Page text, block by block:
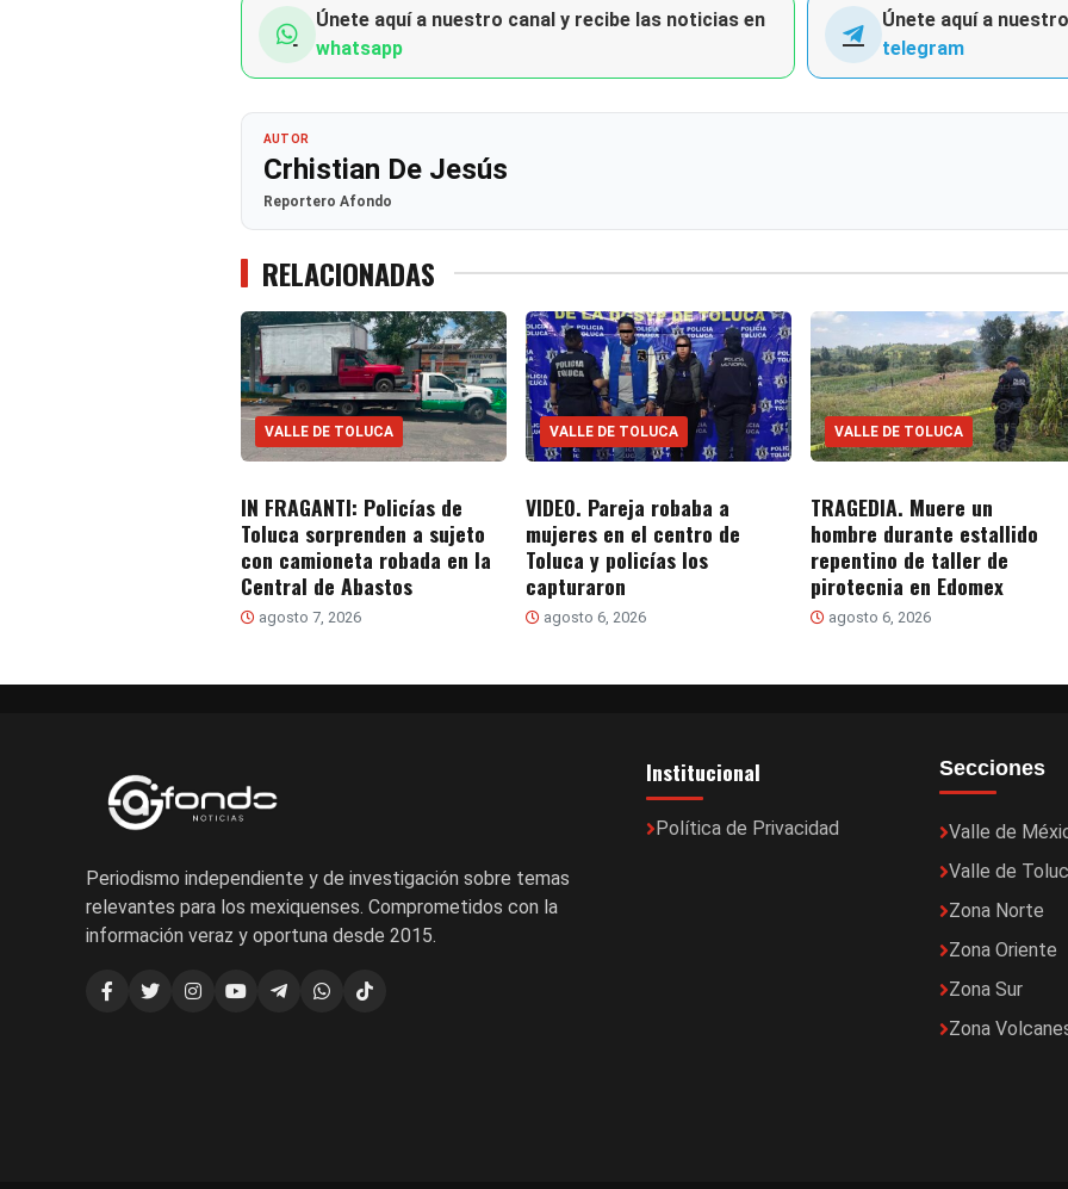
Únete aquí a nuestro canal y recibe las noticias en
whatsapp
Únete aquí a
telegram
AUTOR
Crhistian De Jesús
Reportero Afondo
RELACIONADAS
VALLE DE TOLUCA
IN FRAGANTI: Policías de
Toluca sorprenden a sujeto
con camioneta robada en la
Central de Abastos
agosto 7, 2026
VALLE DE TOLUCA
VIDEO. Pareja robaba a
mujeres en el centro de
Toluca y policías los
capturaron
agosto 6, 2026
VALLE DE TOLUCA
TRAGEDIA. Muere un
hombre durante estallido
repentino de taller de
pirotecnia en Edomex
agosto 6, 2026
Periodismo independiente y de investigación sobre temas
relevantes para los mexiquenses. Comprometidos con la
información veraz y oportuna desde 2015.
Institucional
Política de Privacidad
Secciones
Valle de
Valle de
Zona Norte
Zona Oriente
Zona Sur
Zona